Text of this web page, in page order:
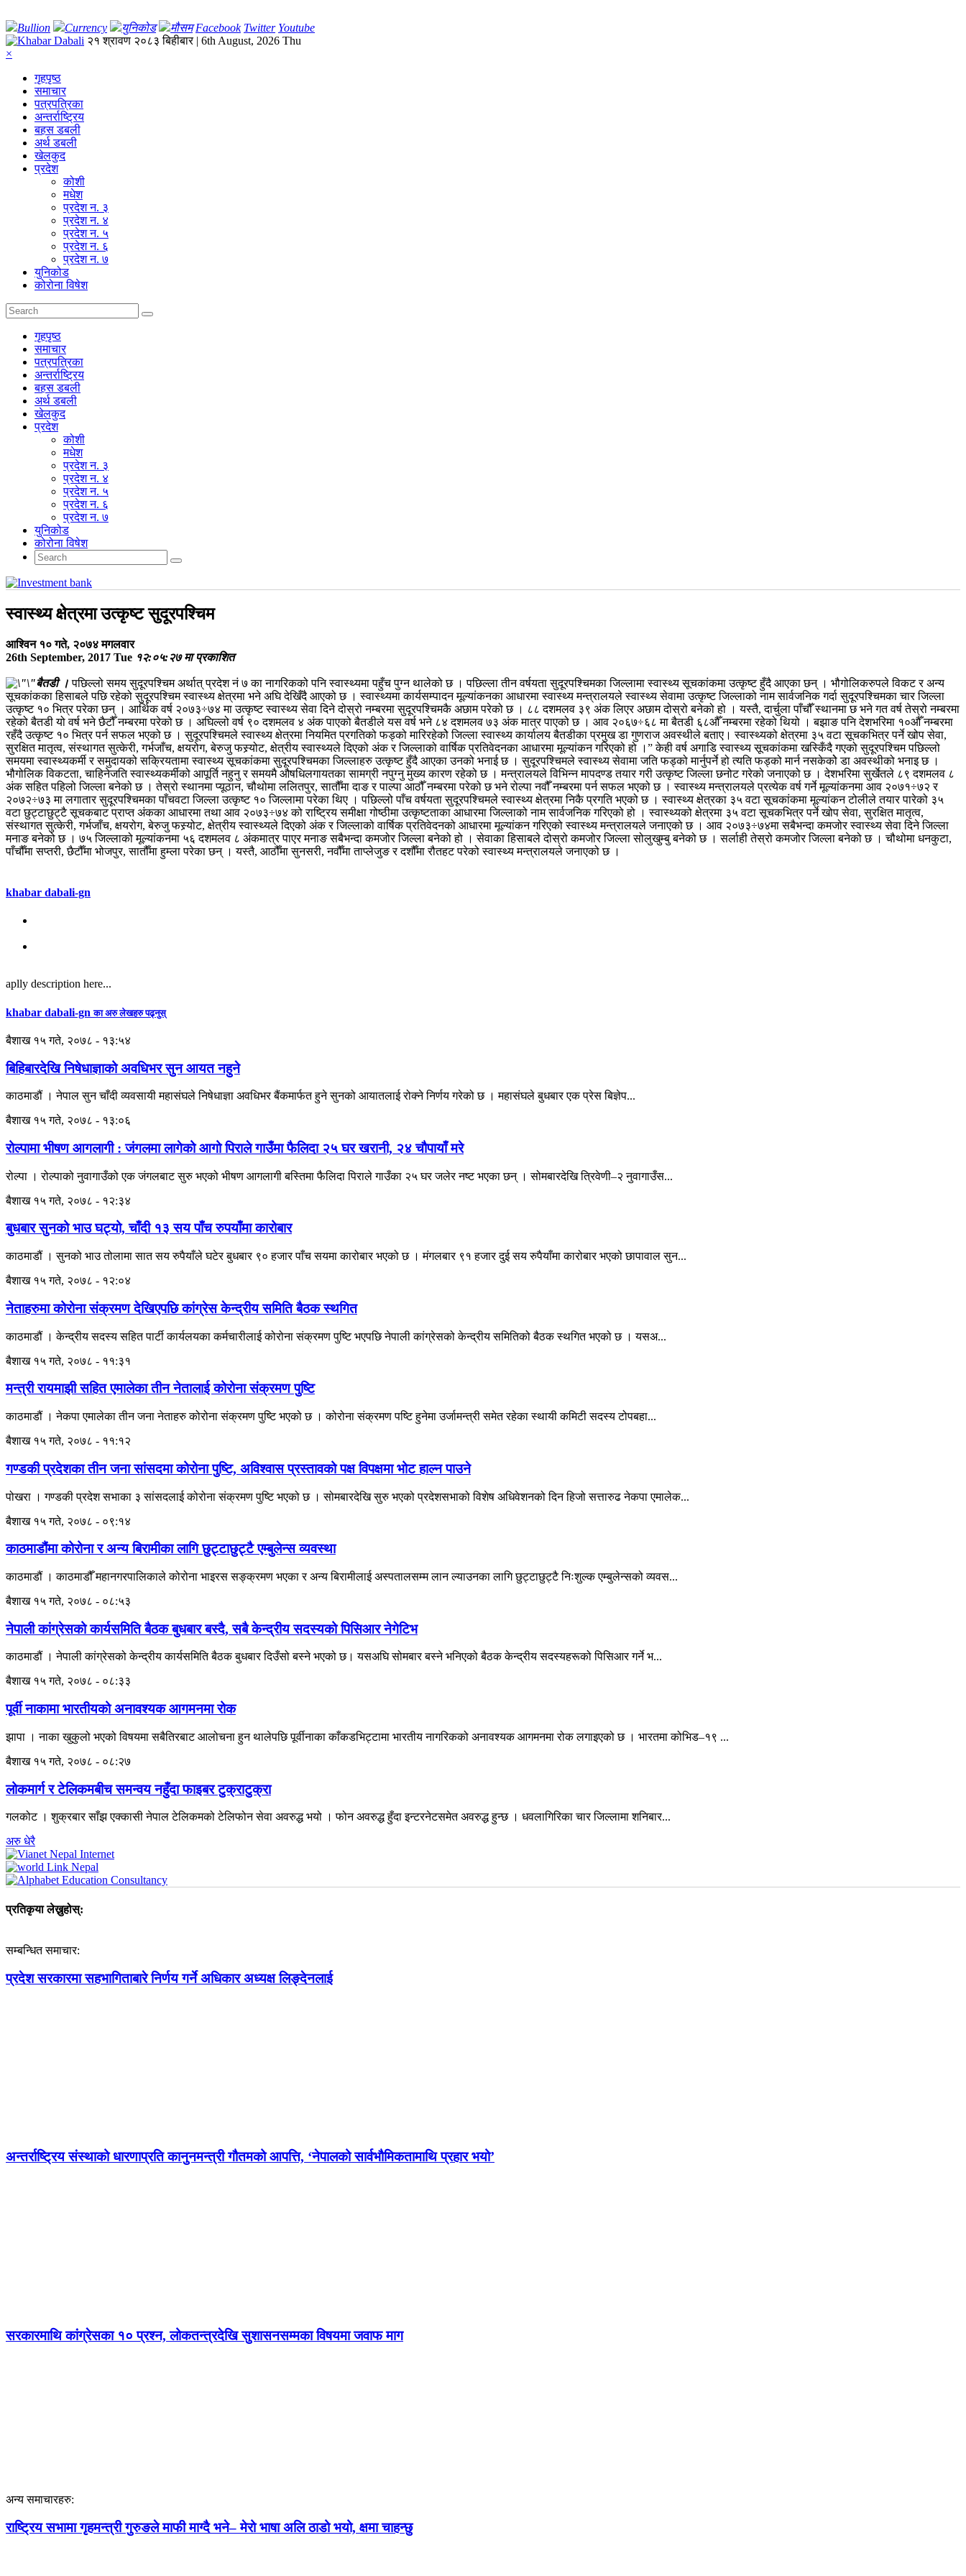
Bullion Currency युनिकोड मौसम Facebook Twitter Youtube
२१ श्रावण २०८३ बिहीबार | 6th August, 2026 Thu
×
गृहपृष्‍ठ
समाचार
पत्रपत्रिका
अन्तर्राष्ट्रिय
बहस डबली
अर्थ डबली
खेलकुद
प्रदेश
कोशी
मधेश
प्रदेश न. ३
प्रदेश न. ४
प्रदेश न. ५
प्रदेश न. ६
प्रदेश न. ७
युनिकोड
कोरोना विषेश
गृहपृष्‍ठ
समाचार
पत्रपत्रिका
अन्तर्राष्ट्रिय
बहस डबली
अर्थ डबली
खेलकुद
प्रदेश
कोशी
मधेश
प्रदेश न. ३
प्रदेश न. ४
प्रदेश न. ५
प्रदेश न. ६
प्रदेश न. ७
युनिकोड
कोरोना विषेश
स्वास्थ्य क्षेत्रमा उत्कृष्ट सुदूरपश्चिम
आश्विन १० गते, २०७४ मगलवार
26th September, 2017 Tue १२:०५:२७ मा प्रकाशित
बैतडी । पछिल्लो समय सुदूरपश्चिम अर्थात् प्रदेश नं ७ का नागरिकको पनि स्वास्थ्यमा पहुँच पुग्न थालेको छ । पछिल्ला तीन वर्षयता सुदूरपश्चिमका जिल्लामा स्वास्थ्य सूचकांकमा उत्कृष्ट हुँदै आएका छन् । भौगोलिकरुपले विकट र अन्य
सूचकांकका हिसाबले पछि रहेको सुदूरपश्चिम स्वास्थ्य क्षेत्रमा भने अघि देखिँदै आएको छ । स्वास्थ्यमा कार्यसम्पादन मूल्यांकनका आधारमा स्वास्थ्य मन्त्रालयले स्वास्थ्य सेवामा उत्कृष्ट जिल्लाको नाम सार्वजनिक गर्दा सुदूरपश्चिमका चार जिल्ला
उत्कृष्ट १० भित्र परेका छन् । आर्थिक वर्ष २०७३÷७४ मा उत्कृष्ट स्वास्थ्य सेवा दिने दोस्रो नम्बरमा सुदूरपश्चिमकै अछाम परेको छ । ८८ दशमलव ३९ अंक लिएर अछाम दोस्रो बनेको हो । यस्तै, दार्चुला पाँचौँ स्थानमा छ भने गत वर्ष तेस्रो नम्बरमा
रहेको बैतडी यो वर्ष भने छैटौँ नम्बरमा परेको छ । अघिल्लो वर्ष ९० दशमलव ४ अंक पाएको बैतडीले यस वर्ष भने ८४ दशमलव ७३ अंक मात्र पाएको छ । आव २०६७÷६८ मा बैतडी ६८औँ नम्बरमा रहेको थियो । बझाङ पनि देशभरिमा १०औँ नम्बरमा
रहँदै उत्कृष्ट १० भित्र पर्न सफल भएको छ । सुदूरपश्चिमले स्वास्थ्य क्षेत्रमा नियमित प्रगतिको फड्को मारिरहेकोे जिल्ला स्वास्थ्य कार्यालय बैतडीका प्रमुख डा गुणराज अवस्थीले बताए। स्वास्थ्यको क्षेत्रमा ३५ वटा सूचकभित्र पर्ने खोप सेवा,
सुरक्षित मातृत्व, संस्थागत सुत्केरी, गर्भजाँच, क्षयरोग, बेरुजु फस्र्योट, क्षेत्रीय स्वास्थ्यले दिएको अंक र जिल्लाको वार्षिक प्रतिवेदनका आधारमा मूल्यांकन गरिएको हो ।” केही वर्ष अगाडि स्वास्थ्य सूचकांकमा खस्किँदै गएको सुदूरपश्चिम पछिल्लो
समयमा स्वास्थ्यकर्मी र समुदायको सक्रियतामा स्वास्थ्य सूचकांकमा सुदूरपश्चिमका जिल्लाहरु उत्कृष्ट हुँदै आएका उनको भनाई छ । सुदूरपश्चिमले स्वास्थ्य सेवामा जति फड्को मार्नुपर्ने हो त्यति फड्को मार्न नसकेकोे डा अवस्थीको भनाइ छ ।
भौगोलिक विकटता, चाहिनेजति स्वास्थ्यकर्मीको आपूर्ति नहुनु र समयमै औषधिलगायतका सामग्री नपुग्नु मुख्य कारण रहेको छ । मन्त्रालयले विभिन्न मापदण्ड तयार गरी उत्कृष्ट जिल्ला छनोट गरेको जनाएको छ । देशभरिमा सुर्खेतले ८९ दशमलव ८
अंक सहित पहिलो जिल्ला बनेको छ । तेस्रो स्थानमा प्यूठान, चौथोमा ललितपुर, सातौँमा दाङ र पाल्पा आठौँ नम्बरमा परेको छ भने रोल्पा नवौँ नम्बरमा पर्न सफल भएको छ । स्वास्थ्य मन्त्रालयले प्रत्येक वर्ष गर्ने मूल्यांकनमा आव २०७१÷७२ र
२०७२÷७३ मा लगातार सुदूरपश्चिमका पाँचवटा जिल्ला उत्कृष्ट १० जिल्लामा परेका थिए । पछिल्लो पाँच वर्षयता सुदूरपश्चिमले स्वास्थ्य क्षेत्रमा निकै प्रगति भएको छ । स्वास्थ्य क्षेत्रका ३५ वटा सूचकांकमा मूल्यांकन टोलीले तयार पारेको ३५
वटा छुट्टाछुट्टै सूचकबाट प्राप्त अंकका आधारमा तथा आव २०७३÷७४ को राष्ट्रिय समीक्षा गोष्ठीमा उत्कृष्टताका आधारमा जिल्लाको नाम सार्वजनिक गरिएको हो । स्वास्थ्यको क्षेत्रमा ३५ वटा सूचकभित्र पर्ने खोप सेवा, सुरक्षित मातृत्व,
संस्थागत सुत्केरी, गर्भजाँच, क्षयरोग, बेरुजु फस्र्योट, क्षेत्रीय स्वास्थ्यले दिएको अंक र जिल्लाको वार्षिक प्रतिवेदनको आधारमा मूल्यांकन गरिएको स्वास्थ्य मन्त्रालयले जनाएको छ । आव २०७३÷७४मा सबैभन्दा कमजोर स्वास्थ्य सेवा दिने जिल्ला
मनाङ बनेको छ । ७५ जिल्लाको मूल्यांकनमा ५६ दशमलव ८ अंकमात्र पाएर मनाङ सबैभन्दा कमजोर जिल्ला बनेको हो । सेवाका हिसाबले दोस्रो कमजोर जिल्ला सोलुखुम्बु बनेको छ । सर्लाही तेस्रो कमजोर जिल्ला बनेको छ । चौथोमा धनकुटा,
पाँचौँमा सप्तरी, छैटौँमा भोजपुर, सातौँमा हुम्ला परेका छन् । यस्तै, आठौँमा सुनसरी, नवौँमा ताप्लेजुङ र दशौँमा रौतहट परेको स्वास्थ्य मन्त्रालयले जनाएको छ ।
khabar dabali-gn
aplly description here...
khabar dabali-gnका अरु लेखहरु पढ्नुस्
बैशाख १५ गते, २०७८ - १३:५४
बिहिबारदेखि निषेधाज्ञाको अवधिभर सुन आयत नहुने
काठमाडौं । नेपाल सुन चाँदी व्यवसायी महासंघले निषेधाज्ञा अवधिभर बैंकमार्फत हुने सुनको आयातलाई रोक्ने निर्णय गरेको छ । महासंघले बुधबार एक प्रेस बिज्ञेप...
बैशाख १५ गते, २०७८ - १३:०६
रोल्पामा भीषण आगलागी : जंगलमा लागेको आगो पिराले गाउँमा फैलिदा २५ घर खरानी, २४ चौपायाँ मरे
रोल्पा । रोल्पाको नुवागाउँको एक जंगलबाट सुरु भएको भीषण आगलागी बस्तिमा फैलिदा पिराले गाउँका २५ घर जलेर नष्ट भएका छन् । सोमबारदेखि त्रिवेणी–२ नुवागाउँस...
बैशाख १५ गते, २०७८ - १२:३४
बुधबार सुनको भाउ घट्यो, चाँदी १३ सय पाँच रुपयाँमा कारोबार
काठमाडौं । सुनको भाउ तोलामा सात सय रुपैयाँले घटेर बुधबार ९० हजार पाँच सयमा कारोबार भएको छ । मंगलबार ९१ हजार दुई सय रुपैयाँमा कारोबार भएको छापावाल सुन...
बैशाख १५ गते, २०७८ - १२:०४
नेताहरुमा कोरोना संक्रमण देखिएपछि कांग्रेस केन्द्रीय समिति बैठक स्थगित
काठमाडौं । केन्द्रीय सदस्य सहित पार्टी कार्यलयका कर्मचारीलाई कोरोना संक्रमण पुष्टि भएपछि नेपाली कांग्रेसको केन्द्रीय समितिको बैठक स्थगित भएको छ । यसअ...
बैशाख १५ गते, २०७८ - ११:३१
मन्त्री रायमाझी सहित एमालेका तीन नेतालाई कोरोना संक्रमण पुष्टि
काठमाडौं । नेकपा एमालेका तीन जना नेताहरु कोरोना संक्रमण पुष्टि भएको छ । कोरोना संक्रमण पष्टि हुनेमा उर्जामन्त्री समेत रहेका स्थायी कमिटी सदस्य टोपबहा...
बैशाख १५ गते, २०७८ - ११:१२
गण्डकी प्रदेशका तीन जना सांसदमा कोरोना पुष्टि, अविश्वास प्रस्तावको पक्ष विपक्षमा भोट हाल्न पाउने
पोखरा । गण्डकी प्रदेश सभाका ३ सांसदलाई कोरोना संक्रमण पुष्टि भएको छ । सोमबारदेखि सुरु भएको प्रदेशसभाको विशेष अधिवेशनको दिन हिजो सत्तारुढ नेकपा एमालेक...
बैशाख १५ गते, २०७८ - ०९:१४
काठमाडौंमा कोरोना र अन्य बिरामीका लागि छुट्टाछुट्टै एम्बुलेन्स व्यवस्था
काठमाडौं । काठमाडौँ महानगरपालिकाले कोरोना भाइरस सङ्क्रमण भएका र अन्य बिरामीलाई अस्पतालसम्म लान ल्याउनका लागि छुट्टाछुट्टै निःशुल्क एम्बुलेन्सको व्यवस...
बैशाख १५ गते, २०७८ - ०८:५३
नेपाली कांग्रेसको कार्यसमिति बैठक बुधबार बस्दै, सबै केन्द्रीय सदस्यको पिसिआर नेगेटिभ
काठमाडौं । नेपाली कांग्रेसको केन्द्रीय कार्यसमिति बैठक बुधबार दिउँसो बस्ने भएको छ। यसअघि सोमबार बस्ने भनिएको बैठक केन्द्रीय सदस्यहरूको पिसिआर गर्ने भ...
बैशाख १५ गते, २०७८ - ०८:३३
पूर्वी नाकामा भारतीयको अनावश्यक आगमनमा रोक
झापा । नाका खुकुलो भएको विषयमा सबैतिरबाट आलोचना हुन थालेपछि पूर्वीनाका काँकडभिट्टामा भारतीय नागरिकको अनावश्यक आगमनमा रोक लगाइएको छ । भारतमा कोभिड–१९ ...
बैशाख १५ गते, २०७८ - ०८:२७
लोकमार्ग र टेलिकमबीच समन्वय नहुँदा फाइबर टुक्राटुक्रा
गलकोट । शुक्रबार साँझ एक्कासी नेपाल टेलिकमको टेलिफोन सेवा अवरुद्ध भयो । फोन अवरुद्ध हुँदा इन्टरनेटसमेत अवरुद्ध हुन्छ । धवलागिरिका चार जिल्लामा शनिबार...
अरु धेरै
प्रतिकृया लेख्नुहोस्:
सम्बन्धित समाचार:
प्रदेश सरकारमा सहभागिताबारे निर्णय गर्ने अधिकार अध्यक्ष लिङ्देनलाई
अन्तर्राष्ट्रिय संस्थाको धारणाप्रति कानुनमन्त्री गौतमको आपत्ति, ‘नेपालको सार्वभौमिकतामाथि प्रहार भयो’
सरकारमाथि कांग्रेसका १० प्रश्न, लोकतन्त्रदेखि सुशासनसम्मका विषयमा जवाफ माग
अन्य समाचारहरु:
राष्ट्रिय सभामा गृहमन्त्री गुरुङले माफी माग्दै भने– मेरो भाषा अलि ठाडो भयो, क्षमा चाहन्छु